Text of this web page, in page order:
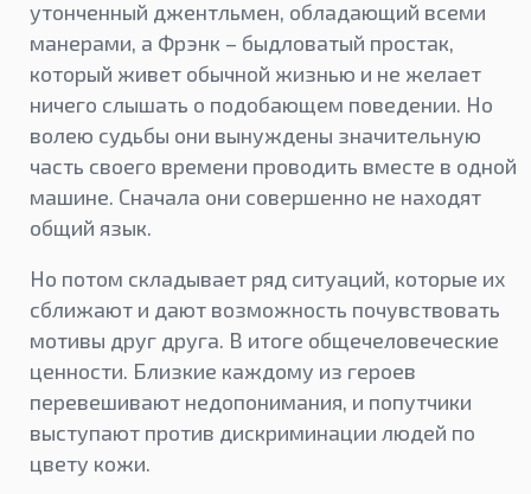
утонченный джентльмен, обладающий всеми
манерами, а Фрэнк – быдловатый простак,
который живет обычной жизнью и не желает
ничего слышать о подобающем поведении. Но
волею судьбы они вынуждены значительную
часть своего времени проводить вместе в одной
машине. Сначала они совершенно не находят
общий язык.
Но потом складывает ряд ситуаций, которые их
сближают и дают возможность почувствовать
мотивы друг друга. В итоге общечеловеческие
ценности. Близкие каждому из героев
перевешивают недопонимания, и попутчики
выступают против дискриминации людей по
цвету кожи.